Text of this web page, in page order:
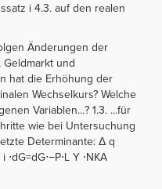
i 4.3. auf den realen
Änderungen der
und
hat die Erhöhung der
Wechselkurs? Welche
Variablen...? 1.3. ...für
wie bei Untersuchung
Determinante: Δ q
⋅dG=dG⋅−P⋅L Y ⋅NKA